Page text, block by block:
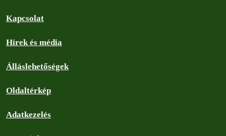
Kapcsolat
Hírek és média
Álláslehetőségek
Oldaltérkép
Adatkezelés